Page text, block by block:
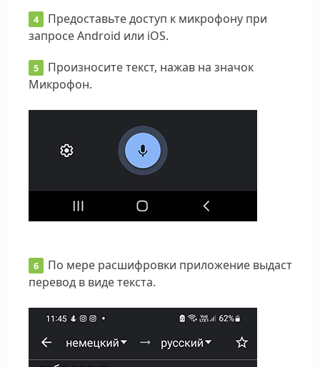
Предоставьте доступ к микрофону при
запросе Android или iOS.
Произносите текст, нажав на значок
Микрофон.
По мере расшифровки приложение выдаст
перевод в виде текста.